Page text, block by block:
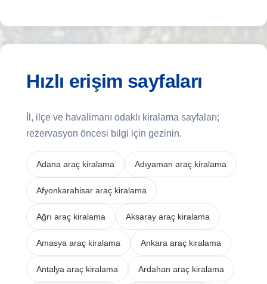
Hızlı erişim sayfaları
İl, ilçe ve havalimanı odaklı kiralama sayfaları;
rezervasyon öncesi bilgi için gezinin.
Adana araç kiralama Adıyaman araç kiralama
Afyonkarahisar araç kiralama
Ağrı araç kiralama Aksaray araç kiralama
Amasya araç kiralama Ankara araç kiralama
Antalya araç kiralama Ardahan araç kiralama